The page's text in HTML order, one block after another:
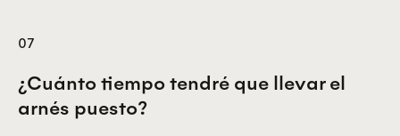
07
¿Cuánto tiempo tendré que llevar el
arnés puesto?